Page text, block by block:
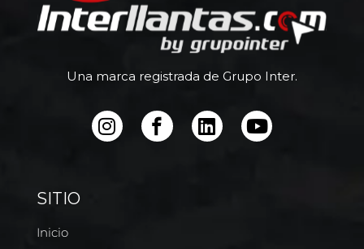
Una marca registrada de Grupo Inter.
SITIO
Inicio